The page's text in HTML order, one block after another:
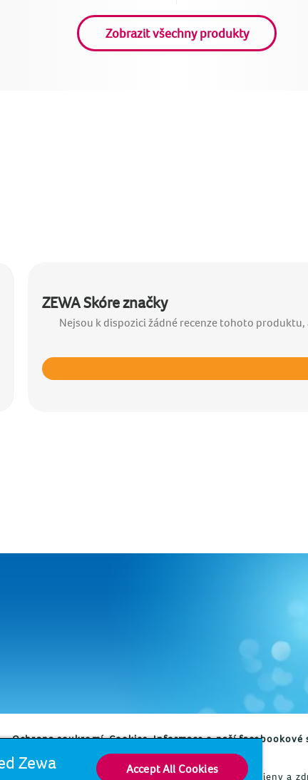
Zobrazit všechny produkty
ZEWA Skóre značky
Nejsou k dispozici žádné recenze tohoto
Ohodnoceno
Ochrana soukromí Cookies Informace o naší facebookové
přední mezinárodní společnosti působící v oblasti hygieny a
Zewa
Accept All Cookies